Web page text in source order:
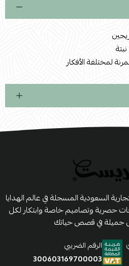
لمختلفة الأفكار
السعودية المسجلة في عالم الهدايا
حصرية وتصاميم خاصة وابتكار لكل
جميلة في قصص حياتك
الرقم الضريبي
300603169700003